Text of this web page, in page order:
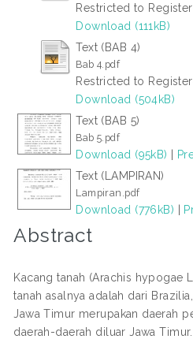
Restricted to
Download (111kB)
Text (BAB 4)
Bab 4.pdf
Restricted to
Download (504kB)
Text (BAB 5)
Bab 5.pdf
Download (95kB) |
Text (LAMPIRAN)
Lampiran.pdf
Download (776kB) |
Abstract
Kacang tanah (Arachis hypogae
tanah asalnya adalah dari
Jawa Timur merupakan daerah
daerah-daerah diluar Jawa